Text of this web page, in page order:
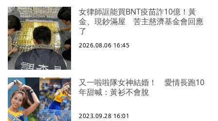
女律師誆能買BNT疫苗詐10億！黃
金、現鈔滿屋 苦主慈濟基金會回應
了
2026.08.06 16:45
又一啦啦隊女神結婚！ 愛情長跑10
年甜喊：黃衫不會脫
2023.09.28 16:01